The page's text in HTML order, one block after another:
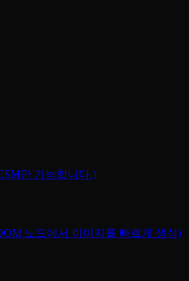
만 가능합니다.)
노드에서 이미지를 빠르게 생성)